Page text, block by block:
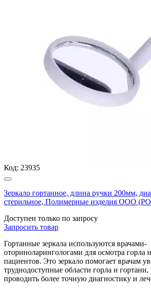
Код: 23935
Зеркало гортанное, длина ручки 200мм,
стерильное, Полимерные изделия OOO
Доступен только по запросу
Запросить товар
Гортанные зеркала используются врачами-
оториноларингологами для осмотра горла
пациентов. Это зеркало помогает врачам
труднодоступные области горла и гортани,
проводить более точную диагностику и